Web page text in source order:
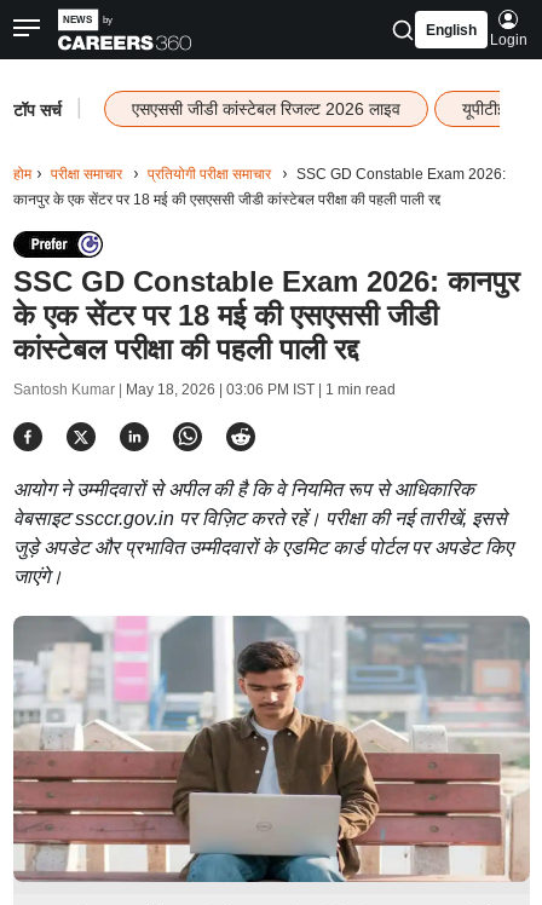
English
Login
टॉप सर्च एसएससी जीडी कांस्टेबल रिजल्ट 2026 लाइव यूपीटीईटी
होम परीक्षा समाचार प्रतियोगी परीक्षा समाचार
SSC GD Constable Exam 2026:
कानपुर के एक सेंटर पर 18 मई की एसएससी जीडी कांस्टेबल परीक्षा की पहली पाली रद्द
SSC GD Constable Exam 2026: कानपुर
के एक सेंटर पर 18 मई की एसएससी जीडी
कांस्टेबल परीक्षा की पहली पाली रद्द
Santosh Kumar | May 18, 2026 | 03:06 PM IST| 1 min read
आयोग ने उम्मीदवारों से अपील की है कि वे नियमित रूप से आधिकारिक
वेबसाइट ssccr.gov.in पर विज़िट करते रहें। परीक्षा की नई तारीखें, इससे
जुड़े अपडेट और प्रभावित उम्मीदवारों के एडमिट कार्ड पोर्टल पर अपडेट किए
जाएंगे।